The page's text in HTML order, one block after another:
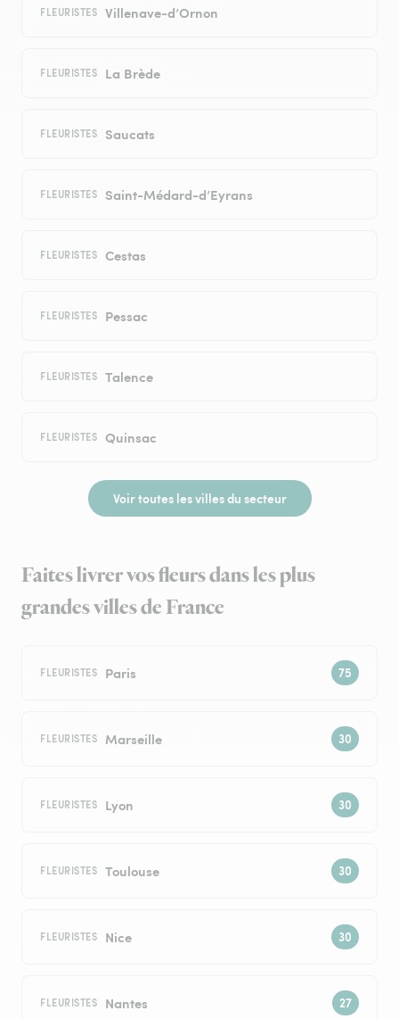
FLEURISTES Villenave-d’Ornon
FLEURISTES La Brède
FLEURISTES Saucats
FLEURISTES Saint-Médard-d’Eyrans
FLEURISTES Cestas
FLEURISTES Pessac
FLEURISTES Talence
FLEURISTES Quinsac
Voir toutes les villes du secteur
Faites livrer vos fleurs dans les plus
grandes villes de France
FLEURISTES Paris
FLEURISTES Marseille
FLEURISTES Lyon
FLEURISTES Toulouse
FLEURISTES Nice
FLEURISTES Nantes